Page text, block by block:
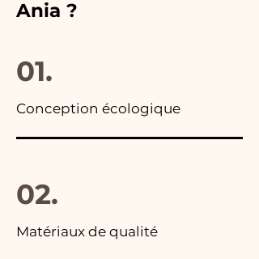
photo du colis final.
Ania ?
01.
Conception écologique
02.
Matériaux de qualité